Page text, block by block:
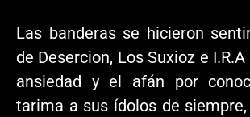
Las banderas se hicieron
de Desercion, Los Suxioz e
ansiedad y el afán por
tarima a sus ídolos de